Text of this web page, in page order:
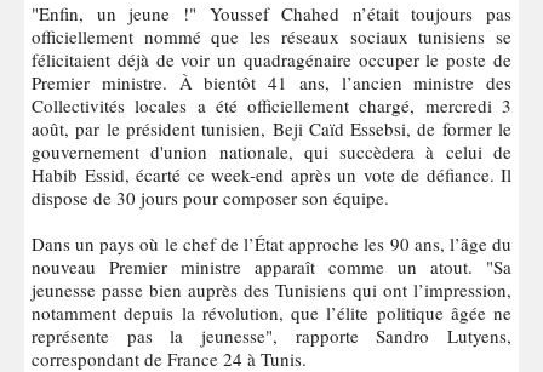
"Enfin, un jeune !" Youssef Chahed n’était toujours pas
officiellement nommé que les réseaux sociaux tunisiens se
félicitaient déjà de voir un quadragénaire occuper le poste de
Premier ministre. À bientôt 41 ans, l’ancien ministre des
Collectivités locales a été officiellement chargé, mercredi 3
août, par le président tunisien, Beji Caïd Essebsi, de former le
gouvernement d'union nationale, qui succèdera à celui de
Habib Essid, écarté ce week-end après un vote de défiance. Il
dispose de 30 jours pour composer son équipe.
Dans un pays où le chef de l’État approche les 90 ans, l’âge du
nouveau Premier ministre apparaît comme un atout. "Sa
jeunesse passe bien auprès des Tunisiens qui ont l’impression,
notamment depuis la révolution, que l’élite politique âgée ne
représente pas la jeunesse", rapporte Sandro Lutyens,
correspondant de France 24 à Tunis.